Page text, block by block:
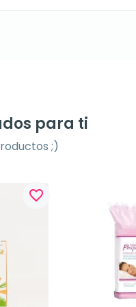
para ti
;)
favorite_border